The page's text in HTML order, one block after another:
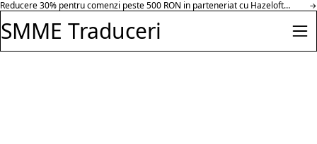
Salt la conținut
Reducere 30% pentru comenzi peste 500 RON in parteneriat cu Hazeloft
→
SMME Traduceri